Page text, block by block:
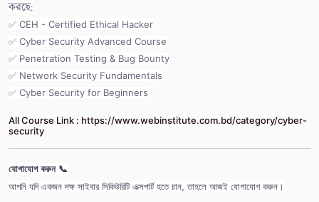
করছে:
✅ CEH - Certified Ethical Hacker
✅ Cyber Security Advanced Course
✅ Penetration Testing & Bug Bounty
✅ Network Security Fundamentals
✅ Cyber Security for Beginners
All Course Link : https://www.webinstitute.com.bd/category/cyber-
security
যোগাযোগ করুন 📞
আপনি যদি একজন দক্ষ সাইবার সিকিউরিটি এক্সপার্ট হতে চান, তাহলে আজই যোগাযোগ করুন।